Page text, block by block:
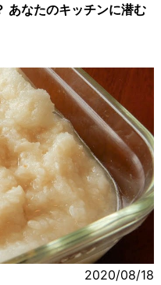
あなたのキッチンに潜む
2020/08/18